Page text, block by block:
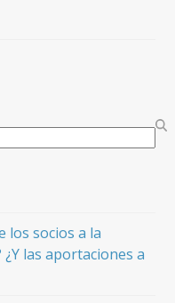
los socios a la
las aportaciones a